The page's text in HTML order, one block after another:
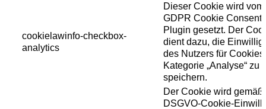
cookielawinfo-checkbox-
analytics
Dieser Cookie wird vom
GDPR Cookie Consent
Plugin gesetzt. Der
dient dazu, die
des Nutzers für Cookies
Kategorie „Analyse“ zu
speichern.
Der Cookie wird gemäß
DSGVO-Cookie-